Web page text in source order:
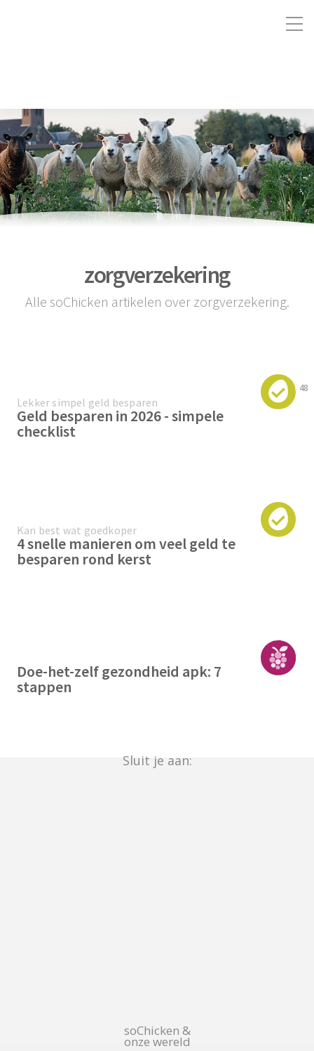
zorgverzekering
Alle soChicken artikelen over zorgverzekering.
48
Lekker simpel geld besparen
Geld besparen in 2026 - simpele
checklist
Kan best wat goedkoper
4 snelle manieren om veel geld te
besparen rond kerst
Doe-het-zelf gezondheid apk: 7
stappen
Sluit je aan:
soChicken &
onze wereld